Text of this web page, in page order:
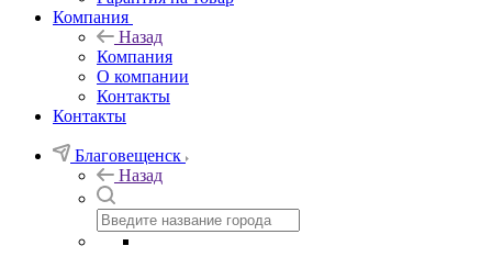
Компания
Назад
Компания
О компании
Контакты
Контакты
Благовещенск
Назад